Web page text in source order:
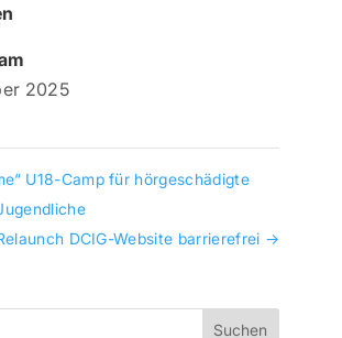
2025
U18-Camp für hörgeschädigte
DCIG-Website barrierefrei →
Suchen